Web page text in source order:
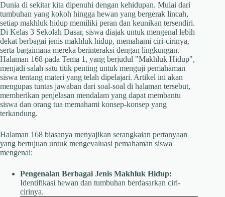
Dunia di sekitar kita dipenuhi dengan kehidupan. Mulai dari
tumbuhan yang kokoh hingga hewan yang bergerak lincah,
setiap makhluk hidup memiliki peran dan keunikan tersendiri.
Di Kelas 3 Sekolah Dasar, siswa diajak untuk mengenal lebih
dekat berbagai jenis makhluk hidup, memahami ciri-cirinya,
serta bagaimana mereka berinteraksi dengan lingkungan.
Halaman 168 pada Tema 1, yang berjudul "Makhluk Hidup",
menjadi salah satu titik penting untuk menguji pemahaman
siswa tentang materi yang telah dipelajari. Artikel ini akan
mengupas tuntas jawaban dari soal-soal di halaman tersebut,
memberikan penjelasan mendalam yang dapat membantu
siswa dan orang tua memahami konsep-konsep yang
terkandung.
Halaman 168 biasanya menyajikan serangkaian pertanyaan
yang bertujuan untuk mengevaluasi pemahaman siswa
mengenai:
Pengenalan Berbagai Jenis Makhluk Hidup:
Identifikasi hewan dan tumbuhan berdasarkan ciri-
cirinya.